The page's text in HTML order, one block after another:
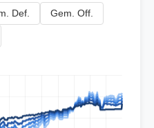
Def. Gem. Off.